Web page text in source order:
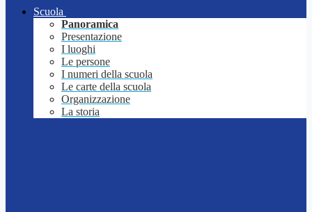
Scuola
Panoramica
Presentazione
I luoghi
Le persone
I numeri della scuola
Le carte della scuola
Organizzazione
La storia